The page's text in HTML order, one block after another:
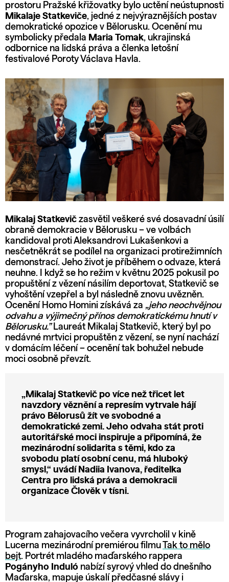
prostoru Pražské křižovatky bylo uctění neústupnosti
Mikalaje Statkeviče, jedné z nejvýraznějších postav
demokratické opozice v Bělorusku. Ocenění mu
symbolicky předala Maria Tomak, ukrajinská
odbornice na lidská práva a členka letošní
festivalové Poroty Václava Havla.
Mikalaj Statkevič zasvětil veškeré své dosavadní úsilí
obraně demokracie v Bělorusku – ve volbách
kandidoval proti Aleksandrovi Lukašenkovi a
nesčetněkrát se podílel na organizaci protirežimních
demonstrací. Jeho život je příběhem o odvaze, která
neuhne. I když se ho režim v květnu 2025 pokusil po
propuštění z vězení násilím deportovat, Statkevič se
vyhoštění vzepřel a byl následně znovu uvězněn.
Ocenění Homo Homini získává za „jeho neochvějnou
odvahu a výjimečný přínos demokratickému hnutí v
Bělorusku.” Laureát Mikalaj Statkevič, který byl po
nedávné mrtvici propuštěn z vězení, se nyní nachází
v domácím léčení – ocenění tak bohužel nebude
moci osobně převzít.
„Mikalaj Statkevič po více než třicet let
navzdory věznění a represím vytrvale hájí
právo Bělorusů žít ve svobodné a
demokratické zemi. Jeho odvaha stát proti
autoritářské moci inspiruje a připomíná, že
mezinárodní solidarita s těmi, kdo za
svobodu platí osobní cenu, má hluboký
smysl,“ uvádí Nadiia Ivanova, ředitelka
Centra pro lidská práva a demokracii
organizace Člověk v tísni.
Program zahajovacího večera vyvrcholil v kině
Lucerna mezinárodní premiérou filmu
Tak to mělo
bejt. Portrét mladého maďarského rappera
Pogányho Induló nabízí syrový vhled do dnešního
Maďarska, mapuje úskalí předčasné slávy i